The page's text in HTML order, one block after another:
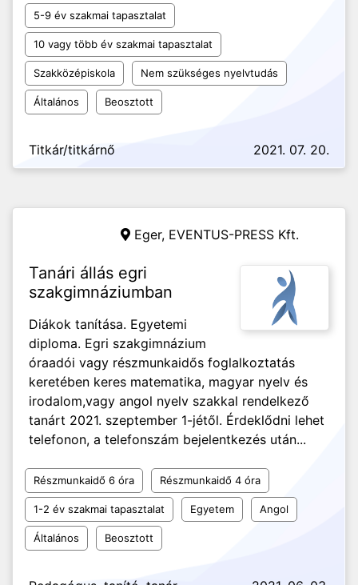
5-9 év szakmai tapasztalat
10 vagy több év szakmai tapasztalat
Szakközépiskola Nem szükséges nyelvtudás
Általános Beosztott
Titkár/titkárnő 2021. 07. 20.
Eger, EVENTUS-PRESS Kft.
Tanári állás egri
szakgimnáziumban
Diákok tanítása. Egyetemi
diploma. Egri szakgimnázium
óraadói vagy részmunkaidős foglalkoztatás
keretében keres matematika, magyar nyelv és
irodalom,vagy angol nyelv szakkal rendelkező
tanárt 2021. szeptember 1-jétől. Érdeklődni lehet
telefonon, a telefonszám bejelentkezés után...
Részmunkaidő 6 óra Részmunkaidő 4 óra
1-2 év szakmai tapasztalat Egyetem Angol
Általános Beosztott